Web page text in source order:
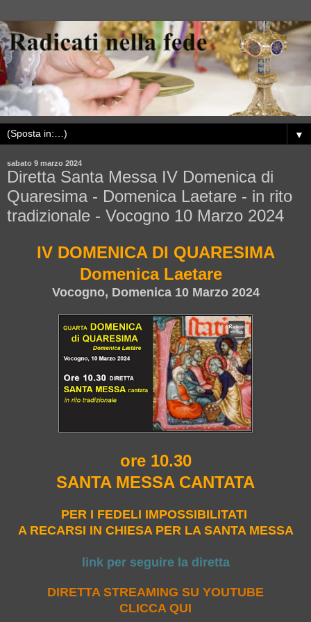
▼
sabato 9 marzo 2024
Diretta Santa Messa IV Domenica di
Quaresima - Domenica Laetare - in rito
tradizionale - Vocogno 10 Marzo 2024
IV DOMENICA DI QUARESIMA
Domenica Laetare
Vocogno, Domenica 10 Marzo 2024
ore 10.30
SANTA MESSA CANTATA
PER I FEDELI IMPOSSIBILITATI
A RECARSI IN CHIESA PER LA SANTA MESSA
link per seguire la diretta
DIRETTA STREAMING SU YOUTUBE
CLICCA QUI